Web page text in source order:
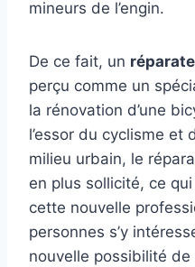
mineurs de l’engin.
De ce fait, un
perçu comme un
la rénovation d’une
l’essor du cyclisme et
milieu urbain, le
en plus sollicité, ce
cette nouvelle
personnes s’y
nouvelle possibilité